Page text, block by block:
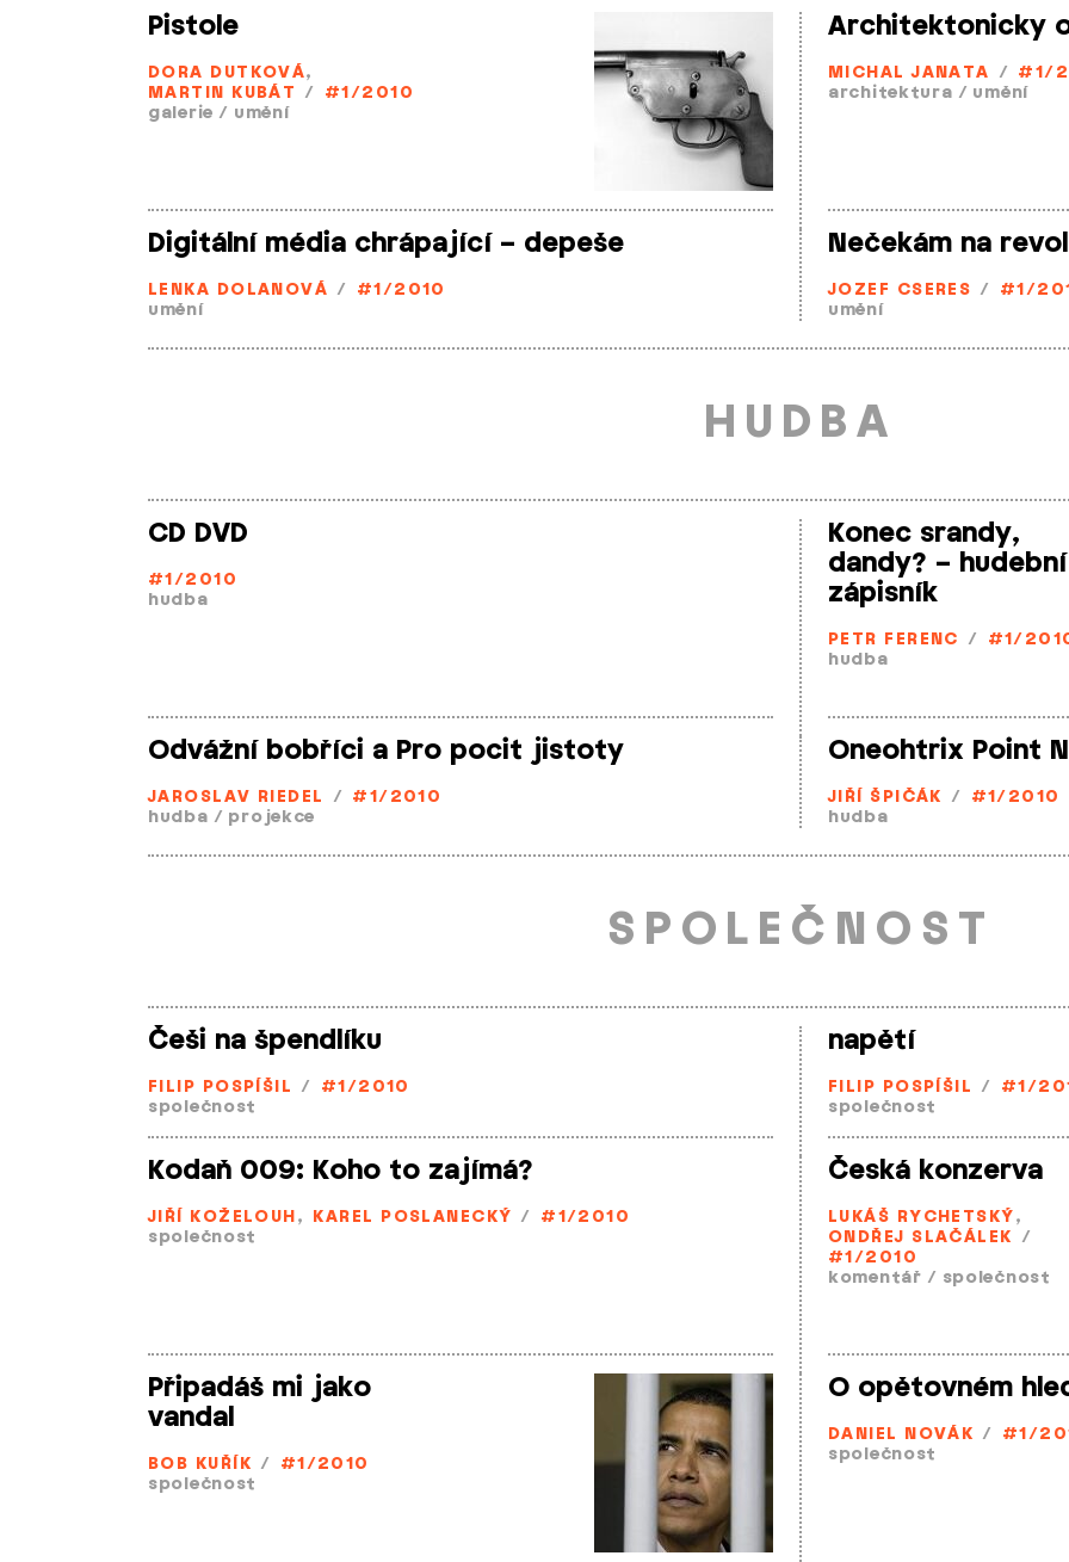
Pistole
DORA DUTKOVÁ,
MARTIN KUBÁT /
#1/2010
galerie / umění
Architektonicky
MICHAL JANATA / #1/
architektura / umění
Digitální média chrápající – depeše
LENKA DOLANOVÁ /
#1/2010
umění
Nečekám na
JOZEF CSERES /
#1/
umění
HUDBA
CD DVD
#1/2010
hudba
Konec srandy,
dandy? – hudební
zápisník
PETR FERENC /
#1/
hudba
Odvážní bobříci a Pro pocit jistoty
JAROSLAV RIEDEL / #1/2010
hudba / projekce
Oneohtrix Point
JIŘÍ ŠPIČÁK /
#1/2010
hudba
SPOLEČNOST
Češi na špendlíku
FILIP POSPÍŠIL /
#1/2010
společnost
napětí
FILIP POSPÍŠIL /
#1/
společnost
Kodaň 009: Koho to zajímá?
JIŘÍ KOŽELOUH, KAREL POSLANECKÝ /
#1/2010
společnost
Česká konzerva
LUKÁŠ RYCHETSKÝ,
ONDŘEJ SLAČÁLEK /
#1/2010
komentář / společnost
Připadáš mi jako
vandal
BOB KUŘÍK /
#1/2010
společnost
O opětovném
DANIEL NOVÁK /
#1/
společnost